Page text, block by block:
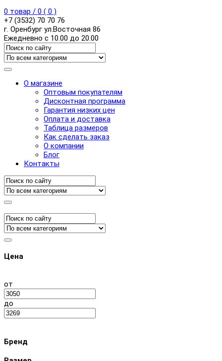
0 товар / 0 ( 0 )
+7 (3532) 70 70 76
г. Оренбург ул.Восточная 86
Ежедневно с 10.00 до 20.00
О магазине
Оптовым покупателям
Дисконтная программа
Гарантия низких цен
Оплата и доставка
Таблица размеров
Как сделать заказ
О компании
Блог
Контакты
Цена
от
до
Бренд